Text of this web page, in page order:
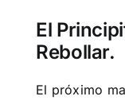
El
Rebollar.
El próximo